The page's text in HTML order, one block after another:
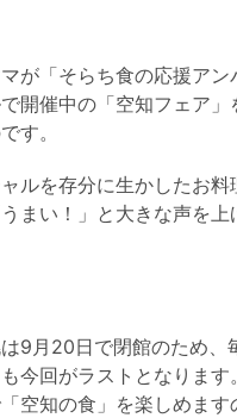
が「そらち食の応援ア
開催中の「空知フェア」
す。
ルを存分に生かしたお
まい！」と大きな声を上
9月20日で閉館のため、
今回がラストとなります。
空知の食」を楽しめます